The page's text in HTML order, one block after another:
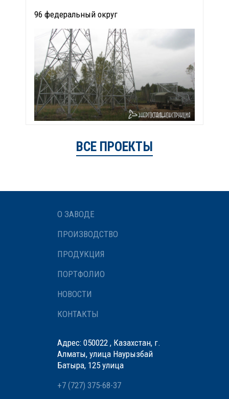
96 федеральный округ
ВСЕ ПРОЕКТЫ
О ЗАВОДЕ
ПРОИЗВОДСТВО
ПРОДУКЦИЯ
ПОРТФОЛИО
НОВОСТИ
КОНТАКТЫ
Адрес: 050022 , Казахстан, г.
Алматы, улица Наурызбай
Батыра, 125 улица
+7 (727) 375-68-37